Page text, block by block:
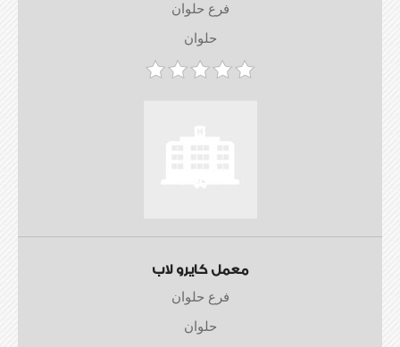
فرع حلوان
حلوان
معمل كايرو لاب
فرع حلوان
حلوان